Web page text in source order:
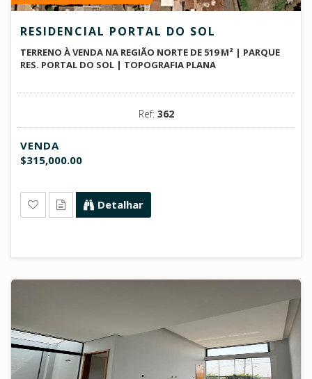
RESIDENCIAL PORTAL DO SOL
TERRENO À VENDA NA REGIÃO NORTE DE 519 M² | PARQUE
RES. PORTAL DO SOL | TOPOGRAFIA PLANA
Ref: 362
VENDA
$315,000.00
Detalhar